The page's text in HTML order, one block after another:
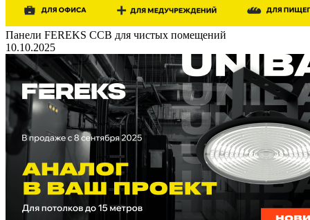
Панели FEREKS ССВ для чистых помещений
10.10.2025